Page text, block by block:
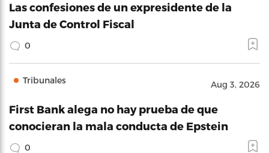
Las confesiones de un expresidente de la
Junta de Control Fiscal
0
Tribunales Aug 3, 2026
First Bank alega no hay prueba de que
conocieran la mala conducta de Epstein
0